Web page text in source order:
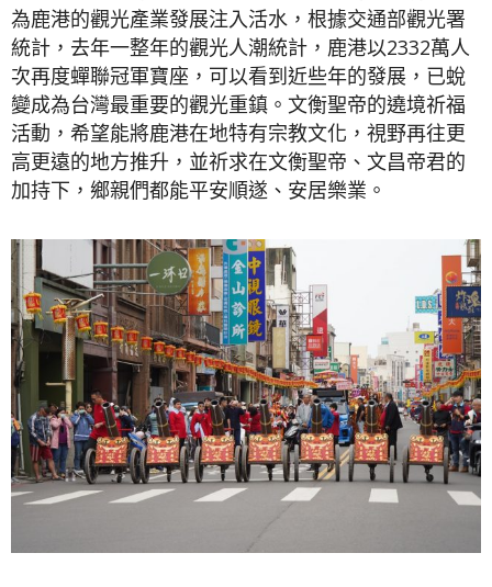
為鹿港的觀光產業發展注入活水，根據交通部觀光署
統計，去年一整年的觀光人潮統計，鹿港以2332萬人
次再度蟬聯冠軍寶座，可以看到近些年的發展，已蛻
變成為台灣最重要的觀光重鎮。文衡聖帝的遶境祈福
活動，希望能將鹿港在地特有宗教文化，視野再往更
高更遠的地方推升，並祈求在文衡聖帝、文昌帝君的
加持下，鄉親們都能平安順遂、安居樂業。